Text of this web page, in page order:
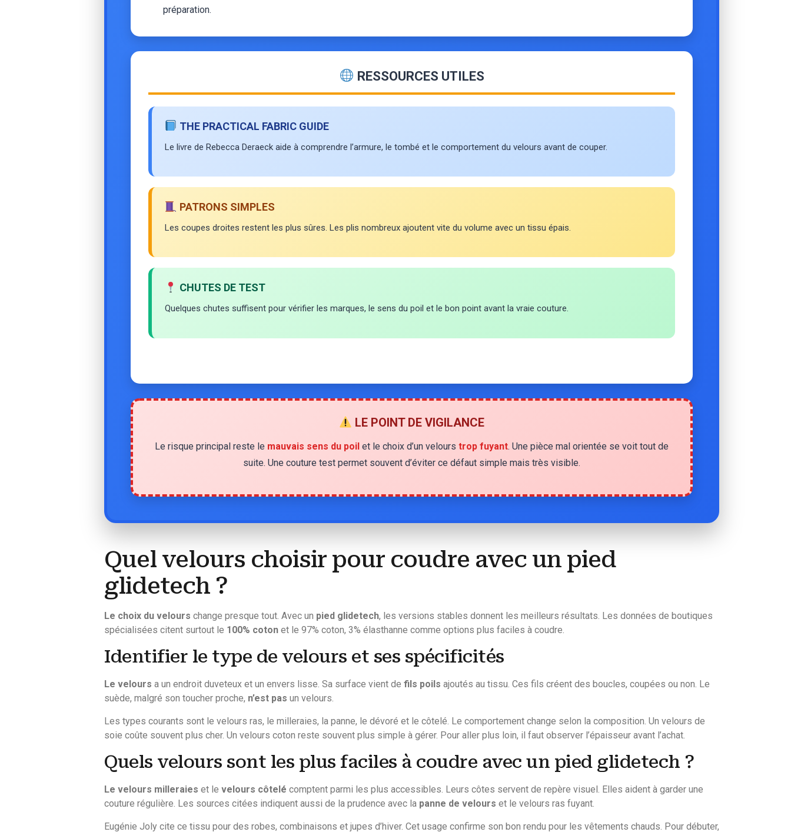
préparation.
RESSOURCES UTILES
THE PRACTICAL FABRIC GUIDE
Le livre de Rebecca Deraeck aide à comprendre l’armure, le tombé et le comportement du velours avant de couper.
PATRONS SIMPLES
Les coupes droites restent les plus sûres. Les plis nombreux ajoutent vite du volume avec un tissu épais.
CHUTES DE TEST
Quelques chutes suffisent pour vérifier les marques, le sens du poil et le bon point avant la vraie couture.
LE POINT DE VIGILANCE
Le risque principal reste le mauvais sens du poil et le choix d’un velours trop fuyant. Une pièce mal orientée se voit tout de
suite. Une couture test permet souvent d’éviter ce défaut simple mais très visible.
Quel velours choisir pour coudre avec un pied
glidetech ?
Le choix du velours change presque tout. Avec un pied glidetech, les versions stables donnent les meilleurs résultats. Les données de boutiques
spécialisées citent surtout le 100% coton et le 97% coton, 3% élasthanne comme options plus faciles à coudre.
Identifier le type de velours et ses spécificités
Le velours a un endroit duveteux et un envers lisse. Sa surface vient de fils poils ajoutés au tissu. Ces fils créent des boucles, coupées ou non. Le
suède, malgré son toucher proche, n’est pas un velours.
Les types courants sont le velours ras, le milleraies, la panne, le dévoré et le côtelé. Le comportement change selon la composition. Un velours de
soie coûte souvent plus cher. Un velours coton reste souvent plus simple à gérer. Pour aller plus loin, il faut observer l’épaisseur avant l’achat.
Quels velours sont les plus faciles à coudre avec un pied glidetech ?
Le velours milleraies et le velours côtelé comptent parmi les plus accessibles. Leurs côtes servent de repère visuel. Elles aident à garder une
couture régulière. Les sources citées indiquent aussi de la prudence avec la panne de velours et le velours ras fuyant.
Eugénie Joly cite ce tissu pour des robes, combinaisons et jupes d’hiver. Cet usage confirme son bon rendu pour les vêtements chauds. Pour débuter,